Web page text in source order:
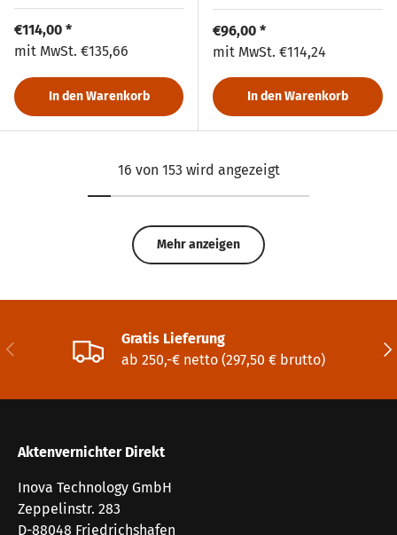
Normaler Preis
€114,00 *
Normaler Preis
mit MwSt. €135,66
In den Warenkorb
Normaler Preis
€96,00 *
Normaler Preis
mit MwSt. €114,24
In den Warenkorb
16 von 153 wird angezeigt
Mehr anzeigen
Vorherige
Gratis Lieferung
ab 250,-€ netto (297,50 € brutto)
Aktenvernichter Direkt
Inova Technology GmbH
Zeppelinstr. 283
D-88048 Friedrichshafen